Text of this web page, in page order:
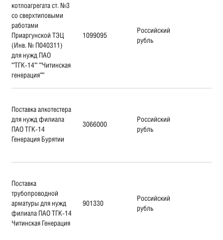
котлоагрегата ст. №3
со сверхтиповыми
работами
Приаргунской ТЭЦ
(Инв. № П040311)
для нужд ПАО
""ТГК-14"" ""Читинская
генерация"""
1099095
Российский
рубль
Поставка алкотестера
для нужд филиала
ПАО ТГК-14
Генерация Бурятии
3066000
Российский
рубль
Поставка
трубопроводной
арматуры для нужд
филиала ПАО ТГК-14
Читинская Генерация
901330
Российский
рубль